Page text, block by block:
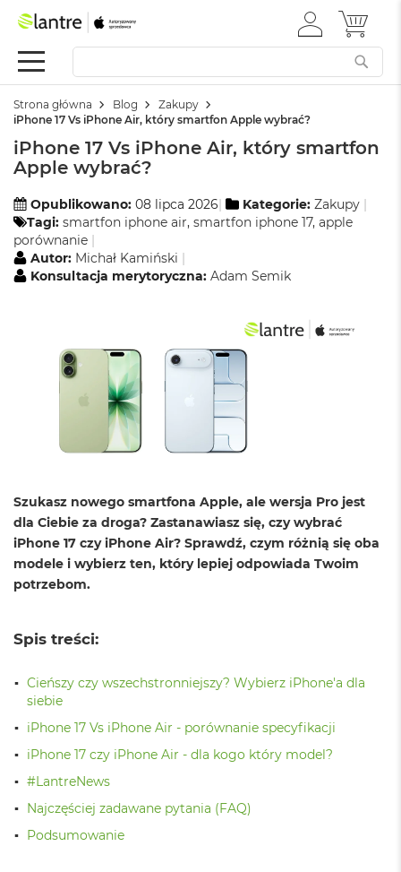
Apple
Festiwal
M
c
B
o
k
N
e
o
u
g
k
r
M
a
c
o
o
e
y
u
s
o
w
ż
ł
ZALOGUJ
SIĘ
MÓJ
Strona główna Blog
Zakupy
iPhone 17 Vs iPhone Air, który smartfon Apple wybrać?
iPhone 17 Vs iPhone Air, który smartfon
Apple wybrać?
Opublikowano: 08 lipca 2026 Kategorie: Zakupy
Tagi: smartfon iphone air, smartfon iphone 17, apple
porównanie
Autor: Michał Kamiński
Konsultacja merytoryczna: Adam Semik
Szukasz nowego smartfona Apple, ale wersja Pro jest
dla Ciebie za droga? Zastanawiasz się, czy wybrać
iPhone 17 czy iPhone Air? Sprawdź, czym różnią się oba
modele i wybierz ten, który lepiej odpowiada Twoim
potrzebom.
Spis treści:
Cieńszy czy wszechstronniejszy? Wybierz iPhone'a dla
siebie
iPhone 17 Vs iPhone Air - porównanie specyfikacji
iPhone 17 czy iPhone Air - dla kogo który model?
#LantreNews
Najczęściej zadawane pytania (FAQ)
Podsumowanie